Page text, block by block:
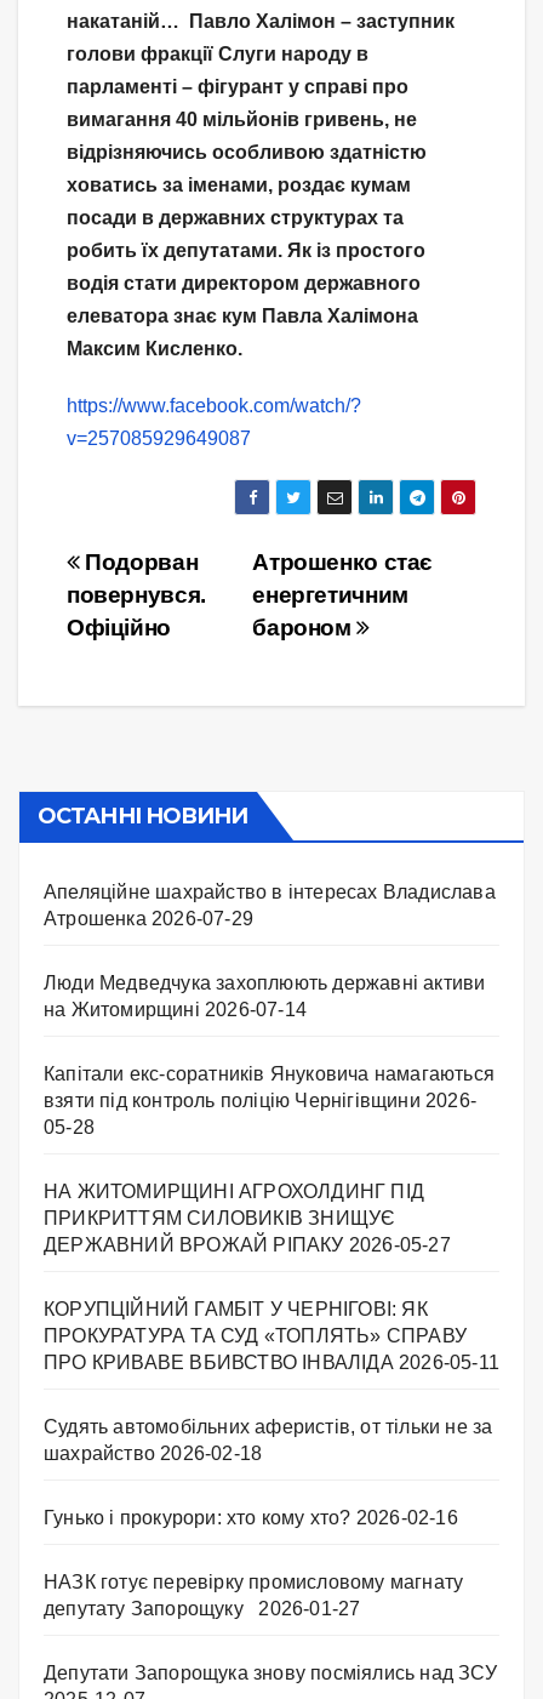
накатаній… Павло Халімон – заступник
голови фракції Слуги народу в
парламенті – фігурант у справі про
вимагання 40 мільйонів гривень, не
відрізняючись особливою здатністю
ховатись за іменами, роздає кумам
посади в державних структурах та
робить їх депутатами. Як із простого
водія стати директором державного
елеватора знає кум Павла Халімона
Максим Кисленко.
https://www.facebook.com/watch/?
v=257085929649087
Навігація
записів
Атрошенко стає
енергетичним
бароном
Подорван
повернувся.
Офіційно
ОСТАННІ НОВИНИ
Апеляційне шахрайство в інтересах Владислава
Атрошенка 2026-07-29
Люди Медведчука захоплюють державні активи
на Житомирщині 2026-07-14
Капітали екс-соратників Януковича намагаються
взяти під контроль поліцію Чернігівщини 2026-
05-28
НА ЖИТОМИРЩИНІ АГРОХОЛДИНГ ПІД
ПРИКРИТТЯМ СИЛОВИКІВ ЗНИЩУЄ
ДЕРЖАВНИЙ ВРОЖАЙ РІПАКУ ​ 2026-05-27
КОРУПЦІЙНИЙ ГАМБІТ У ЧЕРНІГОВІ: ЯК
ПРОКУРАТУРА ТА СУД «ТОПЛЯТЬ» СПРАВУ
ПРО КРИВАВЕ ВБИВСТВО ІНВАЛІДА 2026-05-11
Судять автомобільних аферистів, от тільки не за
шахрайство 2026-02-18
Гунько і прокурори: хто кому хто? 2026-02-16
НАЗК готує перевірку промисловому магнату
депутату Запорощуку
2026-01-27
Депутати Запорощука знову посміялись над ЗСУ